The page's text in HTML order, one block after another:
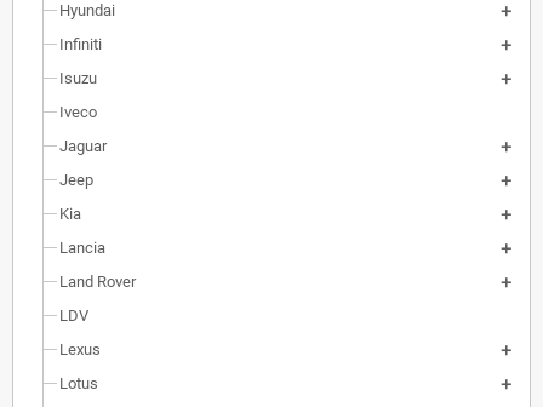
Hyundai
Infiniti
Isuzu
Iveco
Jaguar
Jeep
Kia
Lancia
Land Rover
LDV
Lexus
Lotus